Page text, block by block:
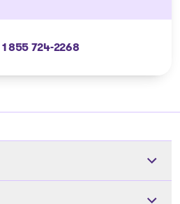
1 855 724-2268